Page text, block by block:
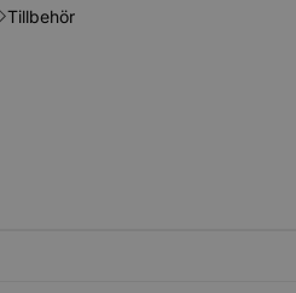
Tillbehör